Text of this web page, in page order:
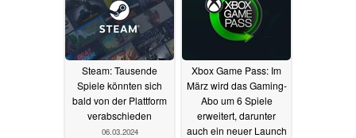
Steam: Tausende
Spiele könnten sich
bald von der Plattform
verabschieden
06.03.2024
Xbox Game Pass: Im
März wird das Gaming-
Abo um 6 Spiele
erweitert, darunter
auch ein neuer Launch